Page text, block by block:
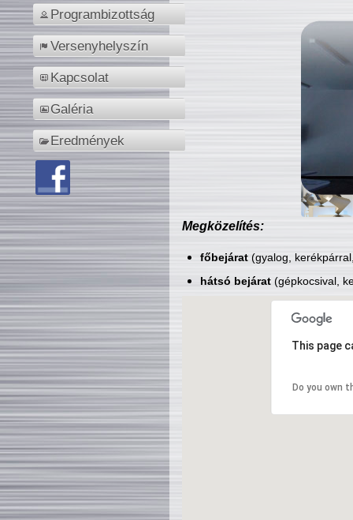
Programbizottság
Versenyhelyszín
Kapcsolat
Galéria
Eredmények
Megközelítés:
főbejárat(gyalog,
hátsó bejárat(gépkocsival,
This page
Do you own